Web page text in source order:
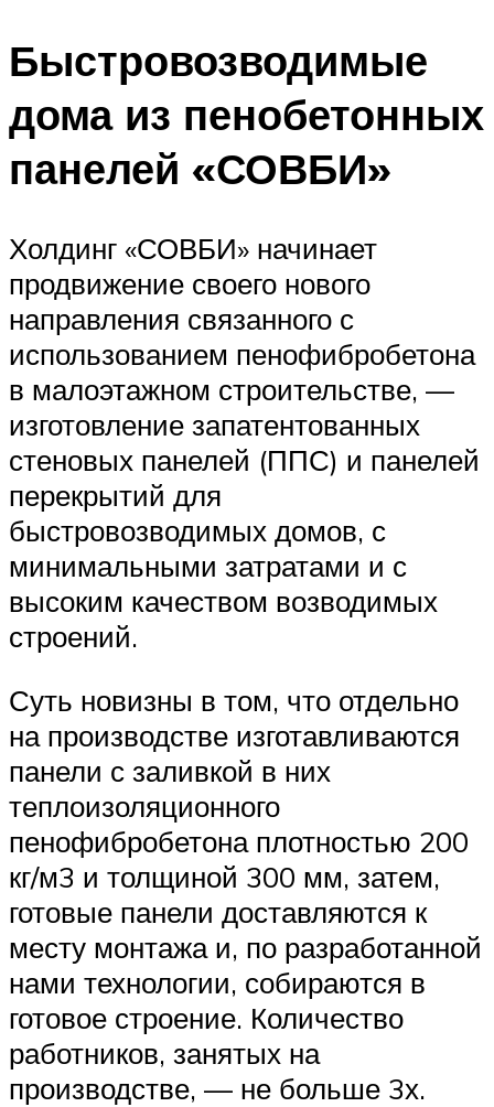
Быстровозводимые
дома из пенобетонных
панелей «СОВБИ»
Холдинг «СОВБИ» начинает
продвижение своего нового
направления связанного с
использованием пенофибробетона
в малоэтажном строительстве, —
изготовление запатентованных
стеновых панелей (ППС) и панелей
перекрытий для
быстровозводимых домов, с
минимальными затратами и с
высоким качеством возводимых
строений.
Суть новизны в том, что отдельно
на производстве изготавливаются
панели с заливкой в них
теплоизоляционного
пенофибробетона плотностью 200
кг/м3 и толщиной 300 мм, затем,
готовые панели доставляются к
месту монтажа и, по разработанной
нами технологии, собираются в
готовое строение. Количество
работников, занятых на
производстве, — не больше 3х.